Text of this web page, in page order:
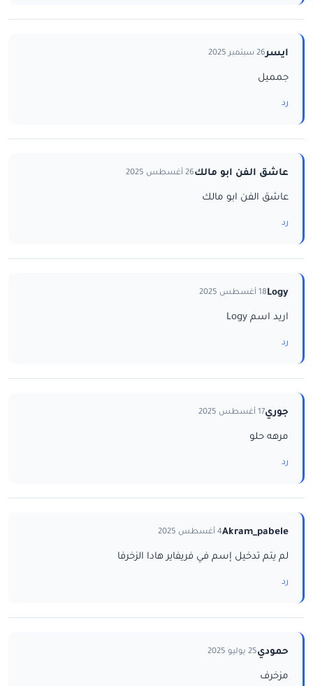
ايسر26 سبتمبر 2025
جمميل
رد
عاشق الفن ابو مالك26 أغسطس 2025
عاشق الفن ابو مالك
رد
Logy18 أغسطس 2025
اريد اسم Logy
رد
جوري17 أغسطس 2025
مرهه حلو
رد
Akram_pabele4 أغسطس 2025
لم يتم تدخيل إسم في فريفاير هادا الزخرفا
رد
حمودي25 يوليو 2025
مزخرف